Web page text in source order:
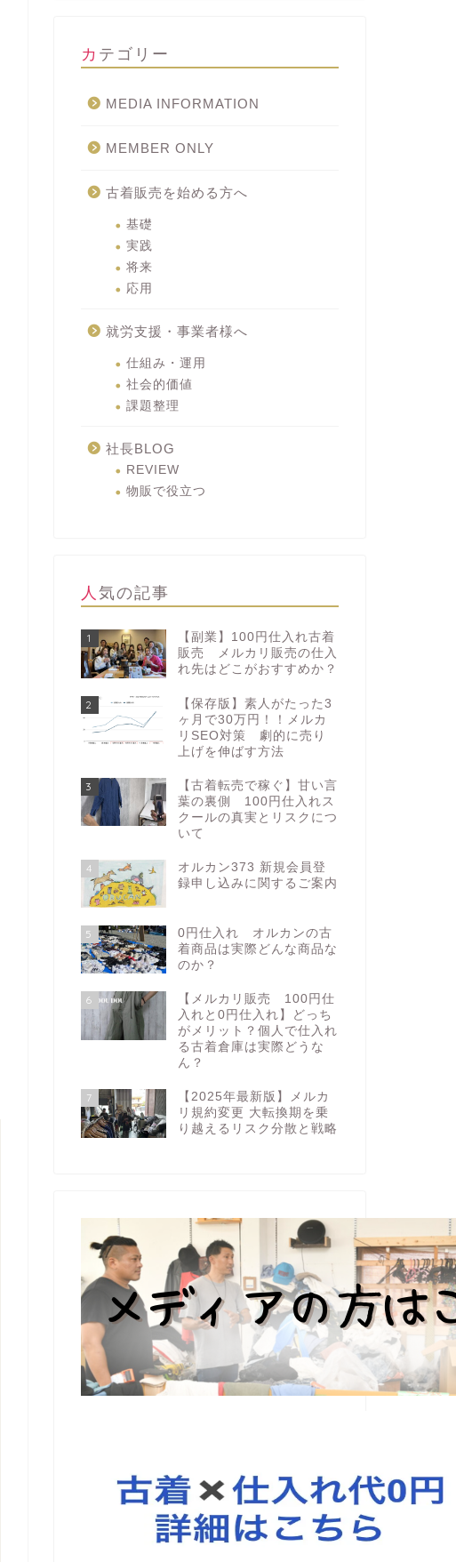
カテゴリー
MEDIA INFORMATION
MEMBER ONLY
古着販売を始める方へ
基礎
実践
将来
応用
就労支援・事業者様へ
仕組み・運用
社会的価値
課題整理
社長BLOG
REVIEW
物販で役立つ
人気の記事
1
【副業】100円仕入れ古着
販売 メルカリ販売の仕入
れ先はどこがおすすめか？
2
【保存版】素人がたった3
ヶ月で30万円！！メルカ
リSEO対策 劇的に売り
上げを伸ばす方法
3
【古着転売で稼ぐ】甘い言
葉の裏側 100円仕入れス
クールの真実とリスクにつ
いて
4
オルカン373 新規会員登
録申し込みに関するご案内
5
0円仕入れ オルカンの古
着商品は実際どんな商品な
のか？
6
【メルカリ販売 100円仕
入れと0円仕入れ】どっち
がメリット？個人で仕入れ
る古着倉庫は実際どうな
ん？
7
【2025年最新版】メルカ
リ規約変更 大転換期を乗
り越えるリスク分散と戦略